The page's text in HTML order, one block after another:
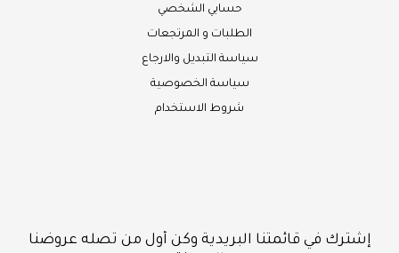
حسابي الشخصي
الطلبات و المرتجعات
سياسة التبديل والارجاع
سياسة الخصوصية
شروط الاستخدام
إشترك في قائمتنا البريدية وكن أول من تصله عروضنا